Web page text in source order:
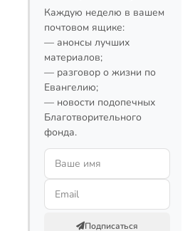
Каждую неделю в вашем
почтовом ящике:
— анонсы лучших
материалов;
— разговор о жизни по
Евангелию;
— новости подопечных
Благотворительного
фонда.
Подписаться